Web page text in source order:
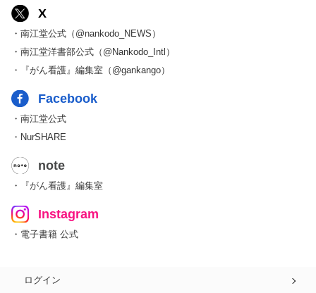
X
・南江堂公式（@nankodo_NEWS）
・南江堂洋書部公式（@Nankodo_Intl）
・『がん看護』編集室（@gankango）
Facebook
・南江堂公式
・NurSHARE
note
・『がん看護』編集室
Instagram
・電子書籍 公式
ログイン